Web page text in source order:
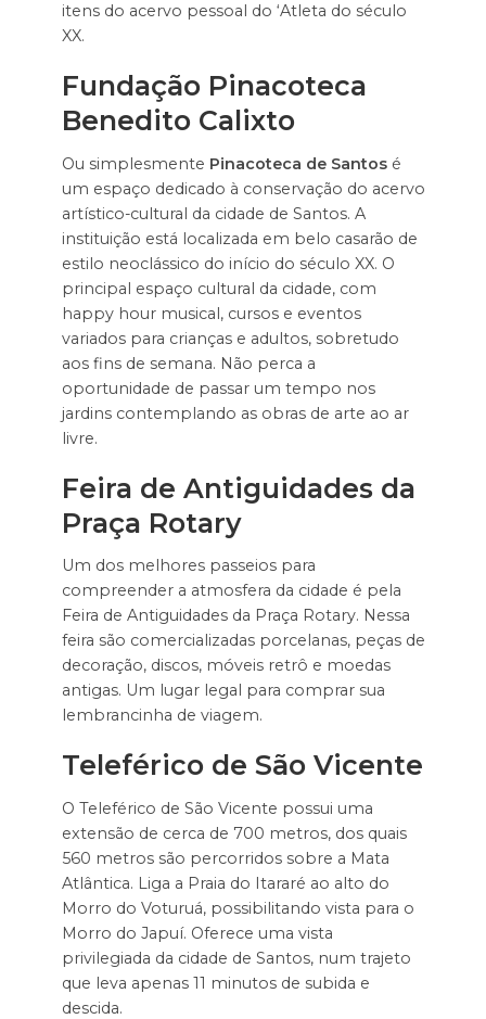
itens do acervo pessoal do ‘Atleta do século
XX.
Fundação Pinacoteca
Benedito Calixto
Ou simplesmente Pinacoteca de Santosé
um espaço dedicado à conservação do acervo
artístico-cultural da cidade de Santos. A
instituição está localizada em belo casarão de
estilo neoclássico do início do século XX. O
principal espaço cultural da cidade, com
happy hour musical, cursos e eventos
variados para crianças e adultos, sobretudo
aos fins de semana. Não perca a
oportunidade de passar um tempo nos
jardins contemplando as obras de arte ao ar
livre.
Feira de Antiguidades da
Praça Rotary
Um dos melhores passeios para
compreender a atmosfera da cidade é pela
Feira de Antiguidades da Praça Rotary. Nessa
feira são comercializadas porcelanas, peças de
decoração, discos, móveis retrô e moedas
antigas. Um lugar legal para comprar sua
lembrancinha de viagem.
Teleférico de São Vicente
O Teleférico de São Vicente possui uma
extensão de cerca de 700 metros, dos quais
560 metros são percorridos sobre a Mata
Atlântica. Liga a Praia do Itararé ao alto do
Morro do Voturuá, possibilitando vista para o
Morro do Japuí. Oferece uma vista
privilegiada da cidade de Santos, num trajeto
que leva apenas 11 minutos de subida e
descida.